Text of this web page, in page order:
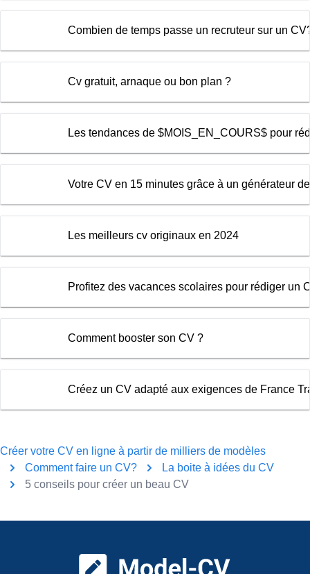
Combien de temps passe un recruteur sur un
Cv gratuit, arnaque ou bon plan ?
Les tendances de $MOIS_EN_COURS$ pour
Votre CV en 15 minutes grâce à un générateur
Les meilleurs cv originaux en 2024
Profitez des vacances scolaires pour rédiger un
Comment booster son CV ?
Créez un CV adapté aux exigences de France
Créer votre CV en ligne à partir de milliers de modèles
Comment faire un CV?
La boite à idées du CV
5 conseils pour créer un beau CV